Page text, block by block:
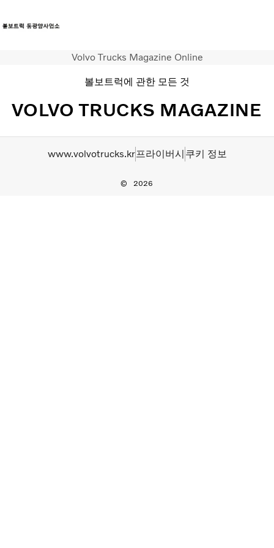
연락처
Volvo Trucks Magazine Online
볼보트럭에 관한 모든 것
VOLVO TRUCKS MAGAZINE
2026
www.volvotrucks.kr프라이버시 쿠키 정보